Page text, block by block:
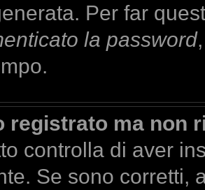
Per far
la password
registrato ma non
controlla di aver
Se sono corretti,